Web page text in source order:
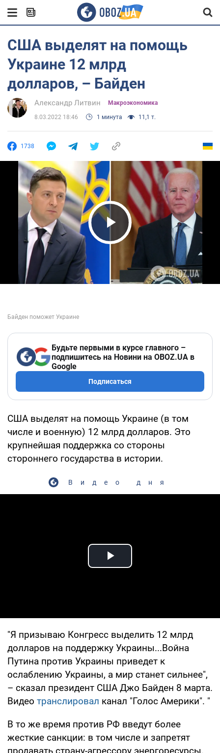
США выделят на помощь
Украине 12 млрд
долларов, – Байден
Александр Литвин Mакроэкономика
8.03.2022 18:46 1 минута 11,1 т.
1738
Play Video
Будьте первыми в курсе главного –
подпишитесь на Новини на OBOZ.UA в
Google
Подписаться
США выделят на помощь Украине (в том
числе и военную) 12 млрд долларов. Это
крупнейшая поддержка со стороны
стороннего государства в истории.
Видео дня
Play Video
"Я призываю Конгресс выделить 12 млрд
долларов на поддержку Украины...Война
Путина против Украины приведет к
ослаблению Украины, а мир станет сильнее",
– сказал президент США Джо Байден 8 марта.
Видео транслировал канал "Голос Америки". "
В то же время против РФ введут более
жесткие санкции: в том числе и запретят
продавать страну-агрессору энергоресурсы.